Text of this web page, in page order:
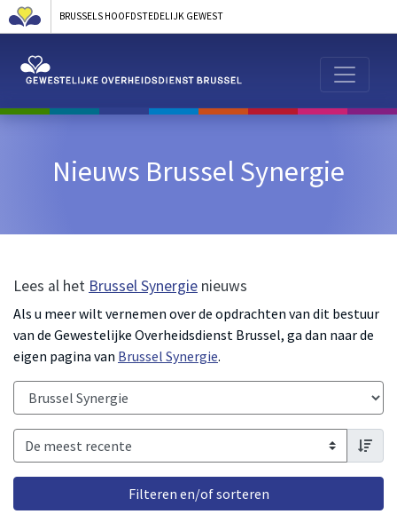
BRUSSELS HOOFDSTEDELIJK GEWEST
Nieuws Brussel Synergie
Lees al het Brussel Synergie nieuws
Als u meer wilt vernemen over de opdrachten van dit bestuur
van de Gewestelijke Overheidsdienst Brussel, ga dan naar de
eigen pagina van Brussel Synergie.
Categorie:
order